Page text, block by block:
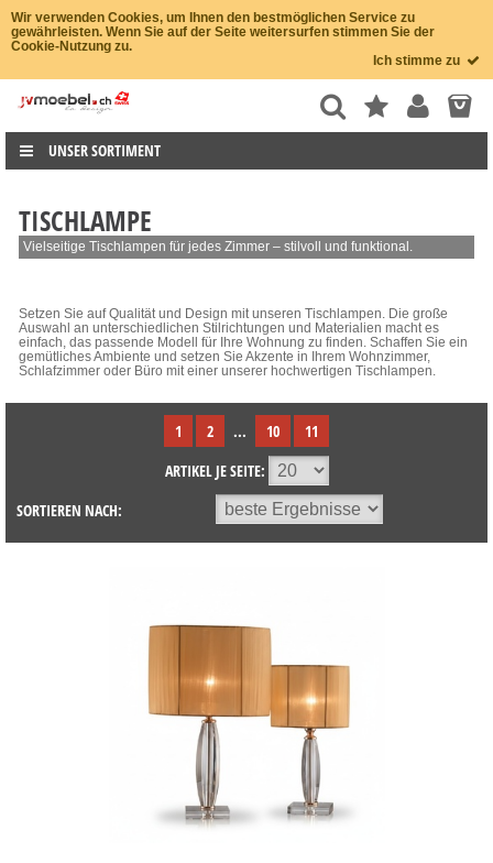
Wir verwenden Cookies, um Ihnen den bestmöglichen Service zu
gewährleisten. Wenn Sie auf der Seite weitersurfen stimmen Sie der
Cookie-Nutzung zu.
Ich stimme zu
UNSER SORTIMENT
TISCHLAMPE
Vielseitige Tischlampen für jedes Zimmer – stilvoll und funktional.
Setzen Sie auf Qualität und Design mit unseren Tischlampen. Die große
Auswahl an unterschiedlichen Stilrichtungen und Materialien macht es
einfach, das passende Modell für Ihre Wohnung zu finden. Schaffen Sie ein
gemütliches Ambiente und setzen Sie Akzente in Ihrem Wohnzimmer,
Schlafzimmer oder Büro mit einer unserer hochwertigen Tischlampen.
1 2 ... 10
11
ARTIKEL JE SEITE:
SORTIEREN NACH: